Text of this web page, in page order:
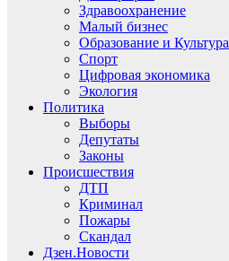
Здравоохранение
Малый бизнес
Образование и Культура
Спорт
Цифровая экономика
Экология
Политика
Выборы
Депутаты
Законы
Происшествия
ДТП
Криминал
Пожары
Скандал
Дзен.Новости